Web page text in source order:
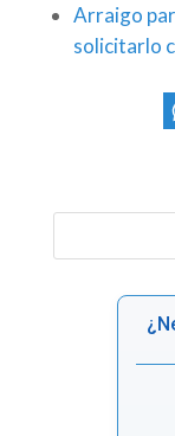
Arraigo
solicitarlo